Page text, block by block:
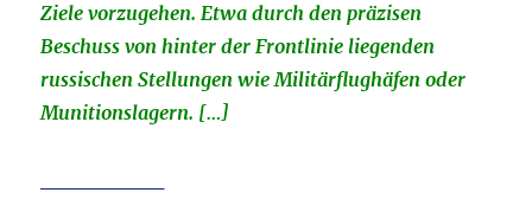
Ziele vorzugehen. Etwa durch den präzisen
Beschuss von hinter der Frontlinie liegenden
russischen Stellungen wie Militärflughäfen oder
Munitionslagern. […]